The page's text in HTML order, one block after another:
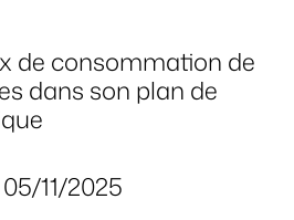
de consommation de
dans son plan de
11/2025